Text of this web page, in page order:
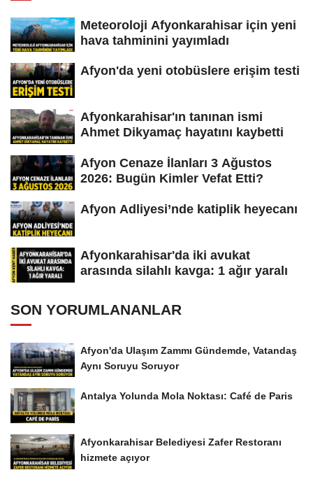
Meteoroloji Afyonkarahisar için yeni
hava tahminini yayımladı
Afyon'da yeni otobüslere erişim testi
Afyonkarahisar'ın tanınan ismi
Ahmet Dikyamaç hayatını kaybetti
Afyon Cenaze İlanları 3 Ağustos
2026: Bugün Kimler Vefat Etti?
Afyon Adliyesi’nde katiplik heyecanı
Afyonkarahisar'da iki avukat
arasında silahlı kavga: 1 ağır yaralı
SON YORUMLANANLAR
Afyon'da Ulaşım Zammı Gündemde, Vatandaş
Aynı Soruyu Soruyor
Antalya Yolunda Mola Noktası: Café de Paris
Afyonkarahisar Belediyesi Zafer Restoranı
hizmete açıyor